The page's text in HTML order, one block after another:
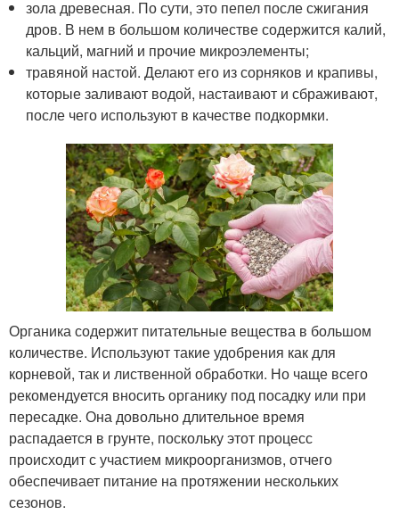
зола древесная. По сути, это пепел после сжигания
дров. В нем в большом количестве содержится калий,
кальций, магний и прочие микроэлементы;
травяной настой. Делают его из сорняков и крапивы,
которые заливают водой, настаивают и сбраживают,
после чего используют в качестве подкормки.
Органика содержит питательные вещества в большом
количестве. Используют такие удобрения как для
корневой, так и лиственной обработки. Но чаще всего
рекомендуется вносить органику под посадку или при
пересадке. Она довольно длительное время
распадается в грунте, поскольку этот процесс
происходит с участием микроорганизмов, отчего
обеспечивает питание на протяжении нескольких
сезонов.